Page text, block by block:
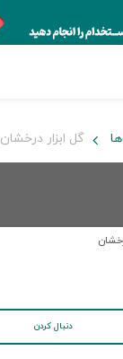
گل ابزار درخشان
دنبال کردن